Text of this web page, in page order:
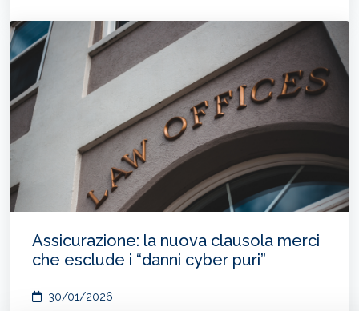
Assicurazione: la nuova clausola merci
che esclude i “danni cyber puri”
30/01/2026